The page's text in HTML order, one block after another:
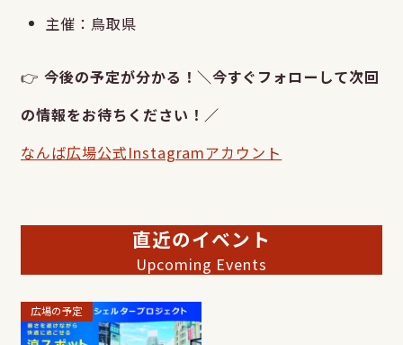
主催：鳥取県
👉 今後の予定が分かる！＼今すぐフォローして次回
の情報をお待ちください！／
なんば広場公式Instagramアカウント
直近のイベント
Upcoming Events
広場の予定